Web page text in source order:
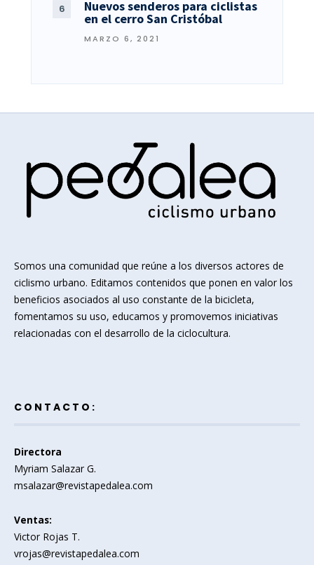
Nuevos senderos para ciclistas
en el cerro San Cristóbal
MARZO 6, 2021
Somos una comunidad que reúne a los diversos actores de
ciclismo urbano. Editamos contenidos que ponen en valor los
beneficios asociados al uso constante de la bicicleta,
fomentamos su uso, educamos y promovemos iniciativas
relacionadas con el desarrollo de la ciclocultura.
CONTACTO:
Directora
Myriam Salazar G.
msalazar@revistapedalea.com
Ventas:
Victor Rojas T.
vrojas@revistapedalea.com